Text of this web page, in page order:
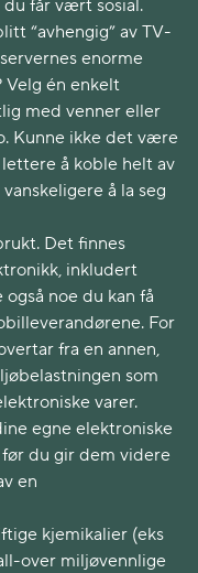
får vært sosial.
“avhengig” av TV-
enorme
én enkelt
med venner eller
Kunne ikke det være
å koble helt av
å la seg
Det finnes
inkludert
noe du kan få
For
fra en annen,
som
varer.
egne elektroniske
du gir dem videre
en
kjemikalier (eks
over miljøvennlige